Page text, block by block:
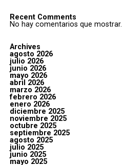
Recent Comments
No hay comentarios que mostrar.
Archives
agosto 2026
julio 2026
junio 2026
mayo 2026
abril 2026
marzo 2026
febrero 2026
enero 2026
diciembre 2025
noviembre 2025
octubre 2025
septiembre 2025
agosto 2025
julio 2025
junio 2025
mayo 2025